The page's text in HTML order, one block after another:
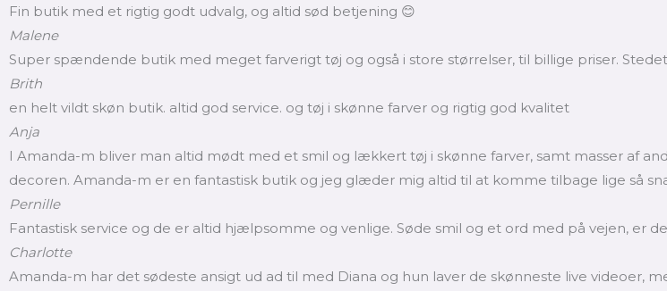
Fin butik med et rigtig godt udvalg, og altid sød betjening 😊
Malene
Super spændende butik med meget farverigt tøj og også i store størrelser, til billige priser.
Brith
en helt vildt skøn butik. altid god service. og tøj i skønne farver og rigtig god kvalitet
Anja
I Amanda-m bliver man altid mødt med et smil og lækkert tøj i skønne farver, samt masser af
decoren. Amanda-m er en fantastisk butik og jeg glæder mig altid til at komme tilbage lige så
Pernille
Fantastisk service og de er altid hjælpsomme og venlige. Søde smil og et ord med på vejen, er
Charlotte
Amanda-m har det sødeste ansigt ud ad til med Diana og hun laver de skønneste live videoer,